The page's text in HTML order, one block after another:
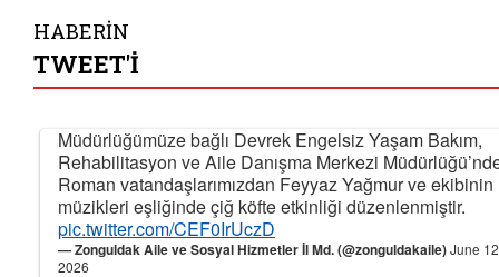
HABERİN
TWEET'İ
Müdürlüğümüze bağlı Devrek Engelsiz Yaşam Bakım,
Rehabilitasyon ve Aile Danışma Merkezi
Roman vatandaşlarımızdan Feyyaz Yağmur ve ekibinin
müzikleri eşliğinde çiğ köfte etkinliği düzenlenmiştir.
pic.twitter.com/CEF0IrUczD
— Zonguldak Aile ve Sosyal Hizmetler İl Md. (@zonguldakaile)June
2026